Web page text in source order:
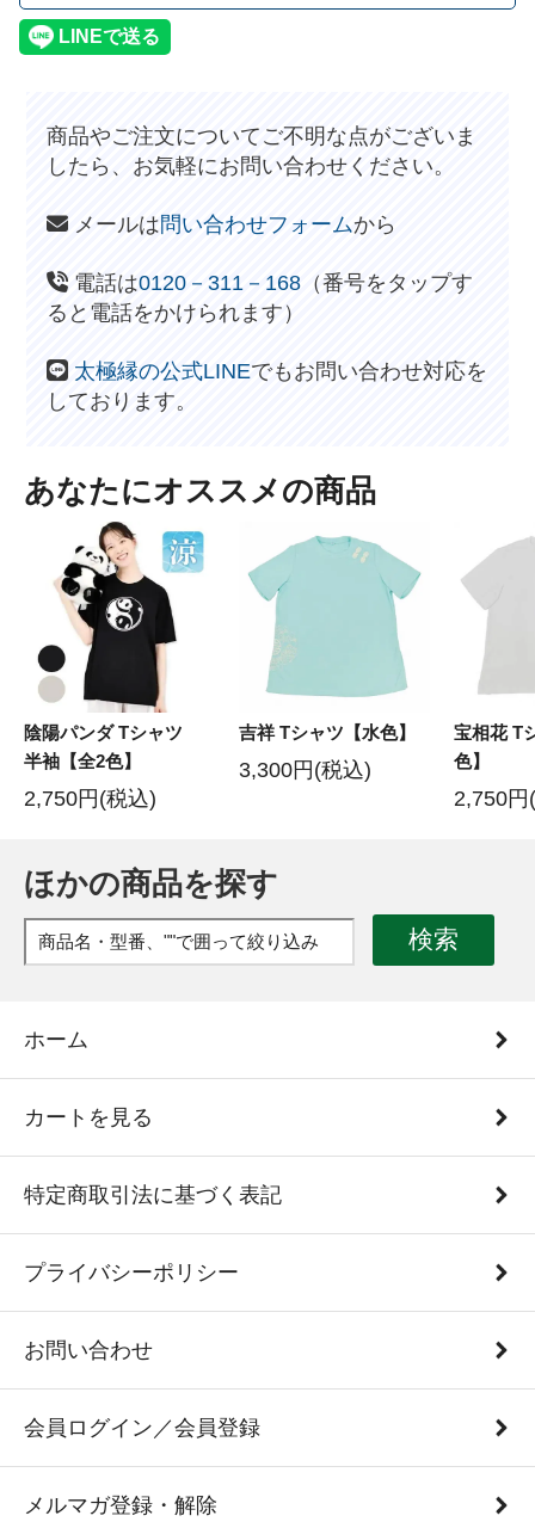
商品やご注文についてご不明な点がございま
したら、お気軽にお問い合わせください。
メールは問い合わせフォームから
電話は0120－311－168 （番号をタップす
ると電話をかけられます）
太極縁の公式LINEでもお問い合わせ対応を
しております。
あなたにオススメの商品
陰陽パンダ Tシャツ
半袖【全2色】
2,750円(税込)
吉祥 Tシャツ【水色】
3,300円(税込)
宝相花 T
色】
2,750円
ほかの商品を探す
検索
ホーム
カートを見る
特定商取引法に基づく表記
プライバシーポリシー
お問い合わせ
会員ログイン／会員登録
メルマガ登録・解除